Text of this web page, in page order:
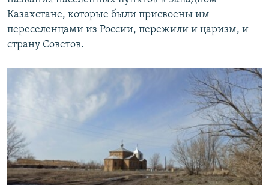
Казахстане, которые были присвоены им
переселенцами из России, пережили и царизм, и
страну Советов.